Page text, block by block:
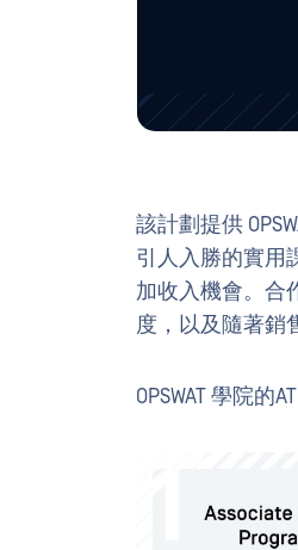
該計劃提供
引人入勝的實用
加收入機會。合
度，以及隨著銷
OPSWAT 學院的